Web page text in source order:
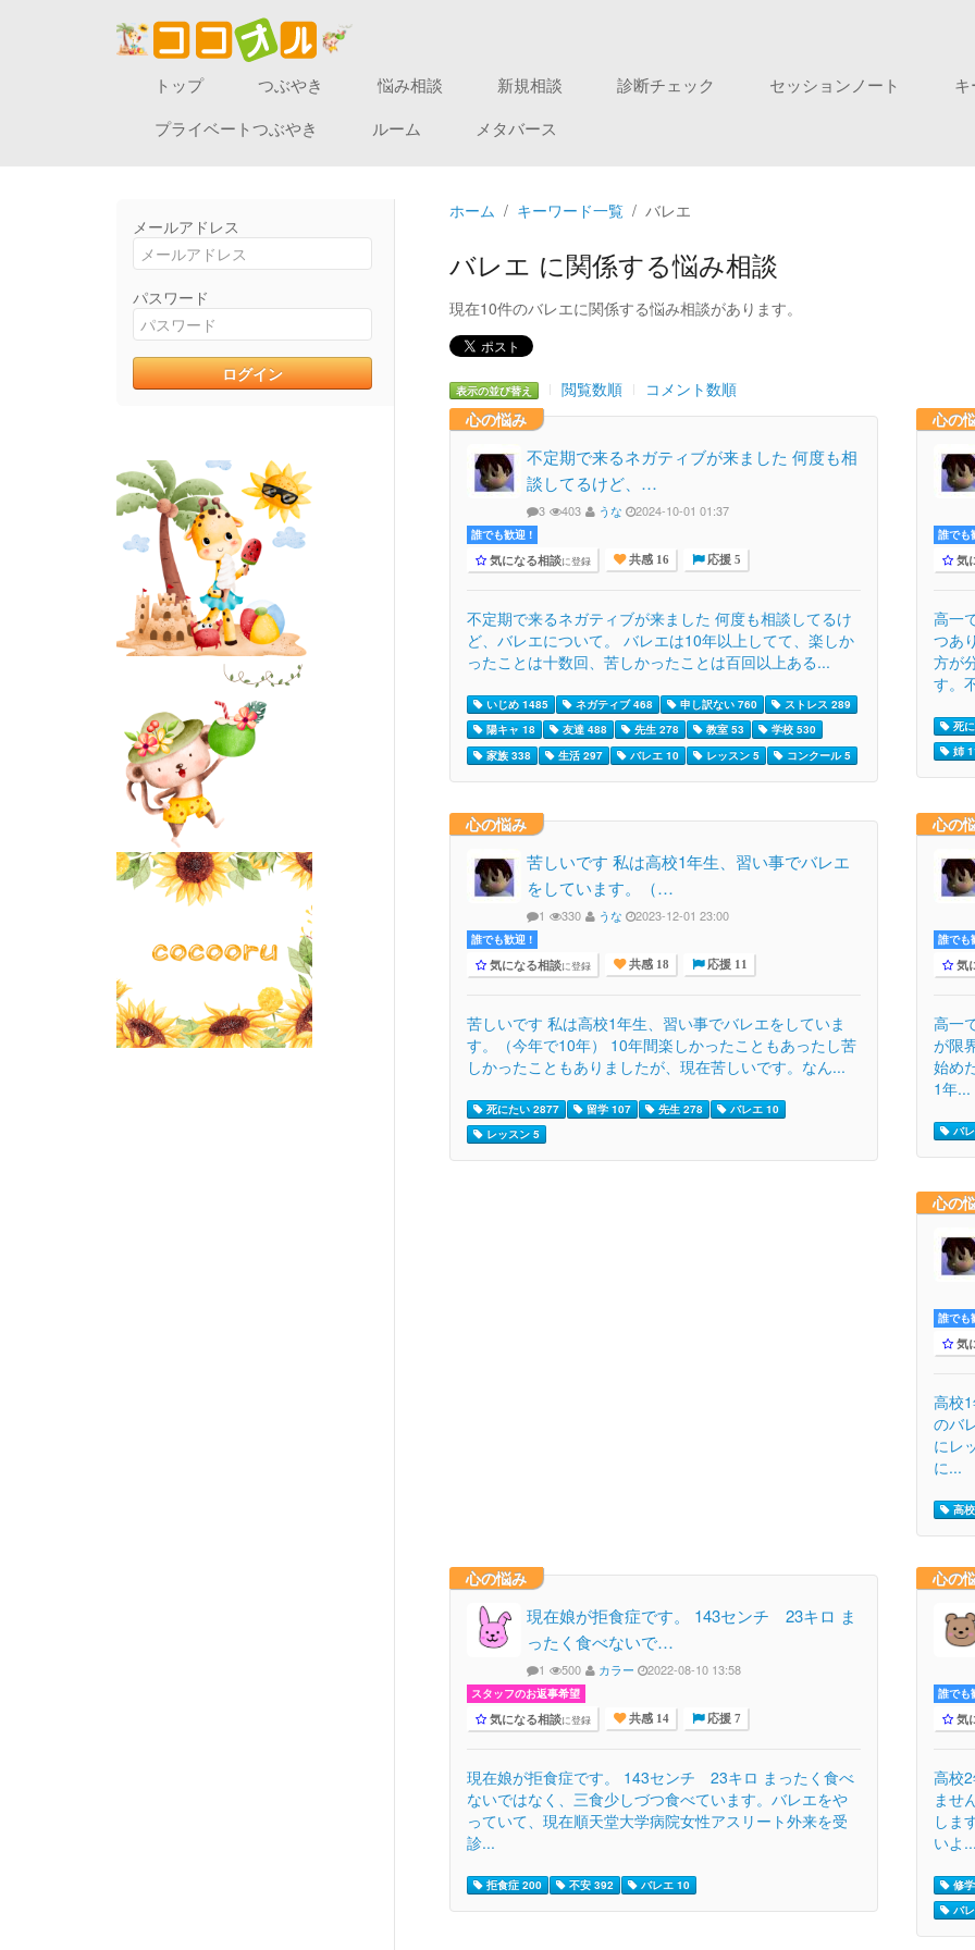
トップ つぶやき 悩み相談 新規相談 診断チェック セッションノート
プライベートつぶやき
ルーム メタバース
メールアドレス
パスワード
ホーム キーワード一覧 バレエ
バレエ に関係する悩み相談
現在10件のバレエに関係する悩み相談があります。
表示の並び替え 閲覧数順
コメント数順
心の悩み
不定期で来るネガティブが来ました 何度も相
談してるけど、…
3 403 うな 2024-10-01 01:37
誰でも歓迎 !
気になる相談に登録 共感 16 応援 5
不定期で来るネガティブが来ました 何度も相談してるけ
ど、バレエについて。 バレエは10年以上してて、楽しか
ったことは十数回、苦しかったことは百回以上ある...
いじめ 1485 ネガティブ 468 申し訳ない 760
ストレス 289
陽キャ 18
友達 488 先生 278 教室 53
学校 530
家族 338
生活 297 バレエ 10 レッスン 5 コンクール 5
心の
誰でも
気
高一
つあ
方が
す。
死
姉
心の悩み
苦しいです 私は高校1年生、習い事でバレエ
をしています。（…
1 330 うな 2023-12-01 23:00
誰でも歓迎 !
気になる相談に登録 共感 18 応援 11
苦しいです 私は高校1年生、習い事でバレエをしていま
す。（今年で10年） 10年間楽しかったこともあったし苦
しかったこともありましたが、現在苦しいです。なん...
死にたい 2877 留学 107 先生 278
バレエ 10
レッスン 5
心の
誰でも
気
高一
が限
始め
1年...
バ
心の
誰でも
気
高校
のバ
にレ
に...
高
心の悩み
現在娘が拒食症です。 143センチ 23キロ ま
ったく食べないで…
1 500 カラー 2022-08-10 13:58
スタッフのお返事希望
気になる相談に登録 共感 14 応援 7
現在娘が拒食症です。 143センチ 23キロ まったく食べ
ないではなく、三食少しづつ食べています。バレエをや
っていて、現在順天堂大学病院女性アスリート外来を受
診...
拒食症 200 不安 392 バレエ 10
心の
誰でも
気
高校
ませ
しま
いよ
修
バ